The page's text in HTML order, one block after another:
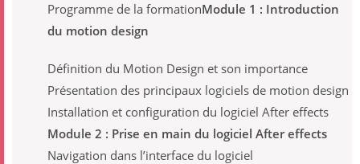
Programme de la formationModule 1 : Introduction
du motion design
Définition du Motion Design et son importance
Présentation des principaux logiciels de motion design
Installation et configuration du logiciel After effects
Module 2 : Prise en main du logiciel After effects
Navigation dans l’interface du logiciel